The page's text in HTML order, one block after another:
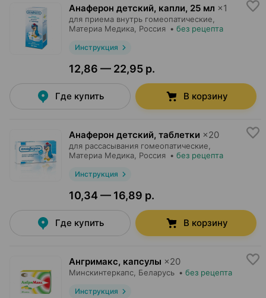
Анаферон детский, капли, 25 мл ×1
для приема внутрь гомеопатические,
Материа Медика , Россия • без рецепта
Инструкция
12,86 — 22,95 р.
Где купить В корзину
Анаферон детский, таблетки ×20
для рассасывания гомеопатические,
Материа Медика , Россия • без рецепта
Инструкция
10,34 — 16,89 р.
Где купить В корзину
Ангримакс, капсулы ×20
Минскинтеркапс , Беларусь • без рецепта
Инструкция